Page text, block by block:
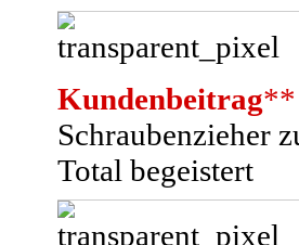
Kundenbeitrag**
Schraubenzieher
Total begeistert